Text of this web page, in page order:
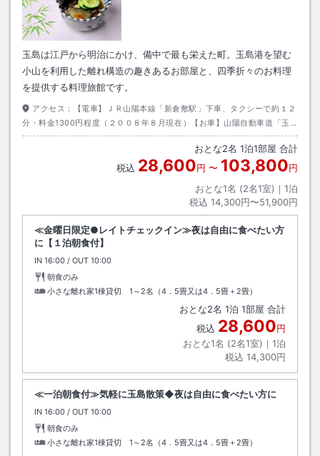
玉島は江戸から明治にかけ、備中で最も栄えた町。玉島港を望む
小山を利用した離れ構造の趣きあるお部屋と、四季折々のお料理
を提供する料理旅館です。
アクセス：
【電車】ＪＲ山陽本線「新倉敷駅」下車、タクシーで約１２
分・料金1300円程度（２００８年８月現在）【お車】山陽自動車道「玉
島ＩＣ」より県道５４号線
おとな2名 1泊1部屋 合計
税込 28,600円 〜 103,800円
おとな1名 (2名1室)｜ 1泊
税込 14,300円〜51,900円
≪金曜日限定●レイトチェックイン≫夜は自由に食べたい方
に【１泊朝食付】
IN チェックイン
16:00 / OUT チェックアウト
10:00
朝食のみ
小さな離れ家1棟貸切 1～2名（4．5畳又は4．5畳＋2畳）
おとな2名 1泊 1部屋 合計
税込 28,600円
おとな1名 (2名1室)｜ 1泊
税込 14,300円
≪一泊朝食付≫気軽に玉島散策◆夜は自由に食べたい方に
IN チェックイン
16:00 / OUT チェックアウト
10:00
朝食のみ
小さな離れ家1棟貸切 1～2名（4．5畳又は4．5畳＋2畳）